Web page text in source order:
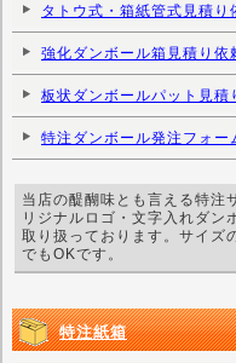
タトウ式・箱紙管式見積り
強化ダンボール箱見積り依
板状ダンボールパット見積
特注ダンボール発注フォー
当店の醍醐味とも言える特注
リジナルロゴ・文字入れダン
取り扱っております。サイズ
でもOKです。
特注紙箱